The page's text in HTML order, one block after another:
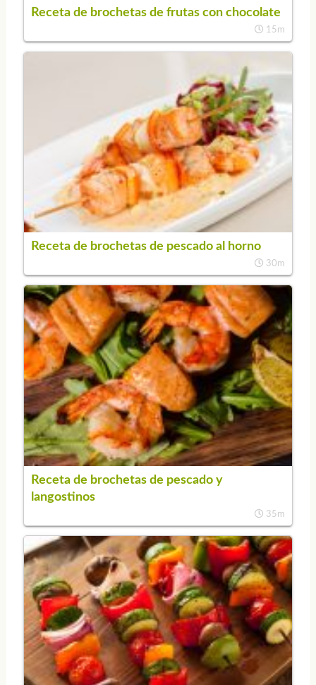
Receta de brochetas de frutas con chocolate
15m
Receta de brochetas de pescado al horno
30m
Receta de brochetas de pescado y
langostinos
35m